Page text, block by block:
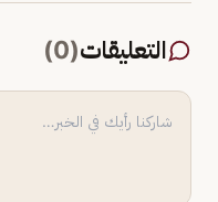
التعليقات(
0
)